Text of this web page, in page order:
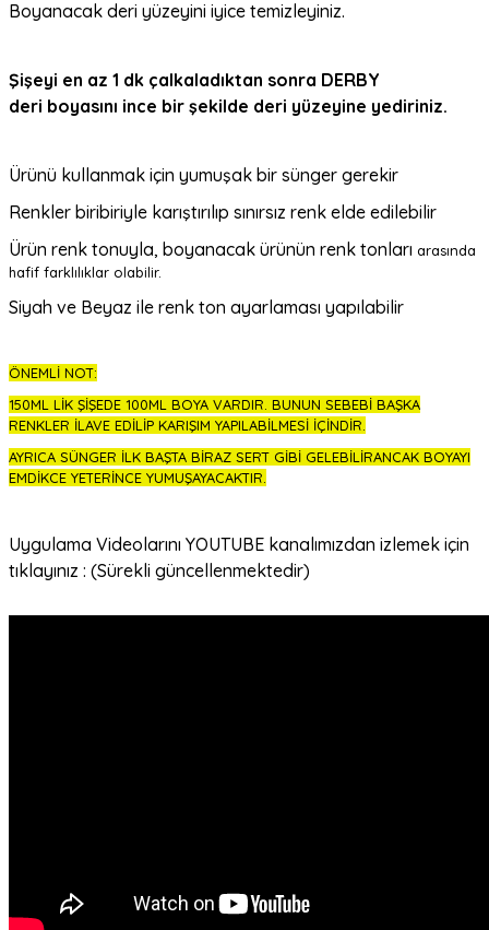
Boyanacak deri yüzeyini iyice temizleyiniz.
Şişeyi en az 1 dk çalkaladıktan sonra DERBY
deri boyasını ince bir şekilde deri yüzeyine yediriniz.
Ürünü kullanmak için yumuşak bir sünger gerekir
Renkler biribiriyle karıştırılıp sınırsız renk elde edilebilir
Ürün renk tonuyla, boyanacak ürünün renk tonları arasında
hafif farklılıklar olabilir.
Siyah ve Beyaz ile renk ton ayarlaması yapılabilir
ÖNEMLİ NOT:
150ML LİK ŞİŞEDE 100ML BOYA VARDIR. BUNUN SEBEBİ BAŞKA
RENKLER İLAVE EDİLİP KARIŞIM YAPILABİLMESİ İÇİNDİR.
AYRICA SÜNGER İLK BAŞTA BİRAZ SERT GİBİ GELEBİLİRANCAK BOYAYI
EMDİKCE YETERİNCE YUMUŞAYACAKTIR.
Uygulama Videolarını YOUTUBE kanalımızdan izlemek için
tıklayınız : (Sürekli güncellenmektedir)